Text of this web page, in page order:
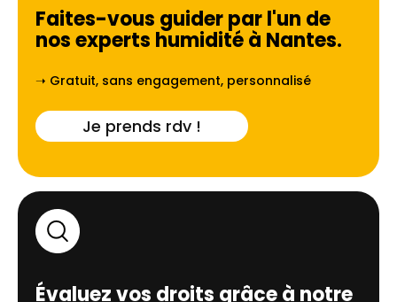
Faites-vous guider par l'un de
nos experts humidité à Nantes.
➝ Gratuit, sans engagement, personnalisé
Je prends rdv !
Évaluez vos droits grâce à notre